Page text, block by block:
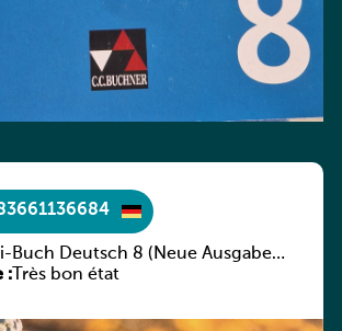
Buch Deutsch 8 (Neue Ausgabe
:Très bon état